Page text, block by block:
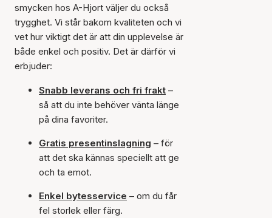
smycken hos A-Hjort väljer du också
trygghet. Vi står bakom kvaliteten och vi
vet hur viktigt det är att din upplevelse är
både enkel och positiv. Det är därför vi
erbjuder:
Snabb leverans och fri frakt –
så att du inte behöver vänta länge
på dina favoriter.
Gratis presentinslagning – för
att det ska kännas speciellt att ge
och ta emot.
Enkel bytesservice – om du får
fel storlek eller färg.